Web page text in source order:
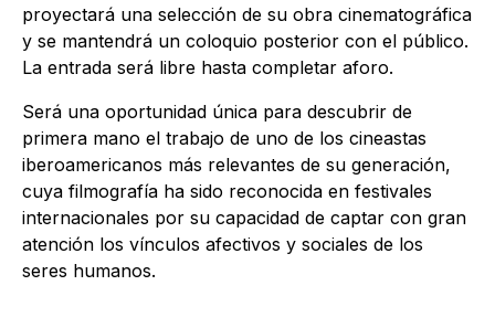
proyectará una selección de su obra cinematográfica
y se mantendrá un coloquio posterior con el público.
La entrada será libre hasta completar aforo.
Será una oportunidad única para descubrir de
primera mano el trabajo de uno de los cineastas
iberoamericanos más relevantes de su generación,
cuya filmografía ha sido reconocida en festivales
internacionales por su capacidad de captar con gran
atención los vínculos afectivos y sociales de los
seres humanos.